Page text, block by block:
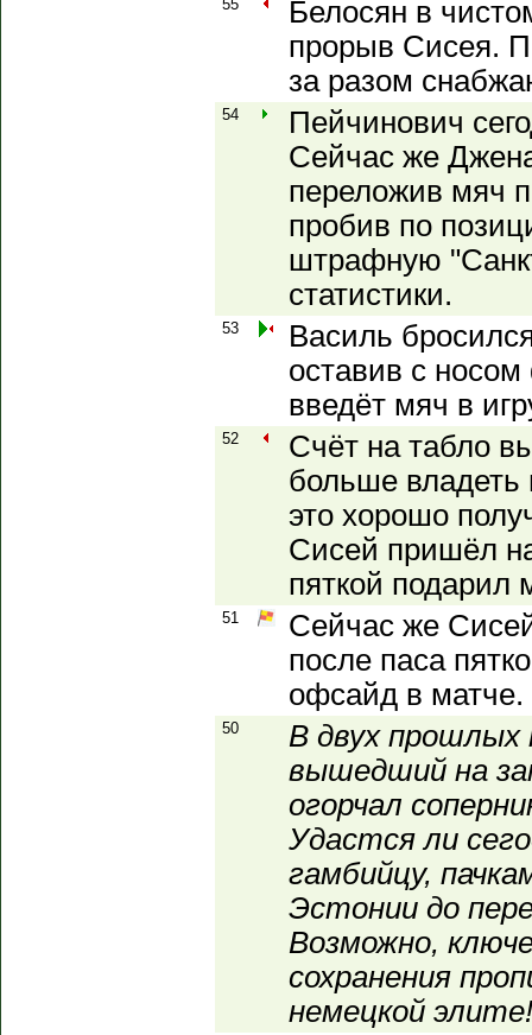
55
Белосян в
прорыв Сисея.
за разом
54
Пейчинович
Сейчас же
переложив мяч
пробив по
штрафную
статистики.
53
Василь
оставив с
введёт мяч в
52
Счёт на табло
больше владеть
это хорошо
Сисей пришёл
пяткой подарил
51
Сейчас же
после паса
офсайд в матче.
50
В двух прошлых
вышедший на
огорчал
Удастся ли
гамбийцу,
Эстонии до
Возможно,
сохранения
немецкой элите!